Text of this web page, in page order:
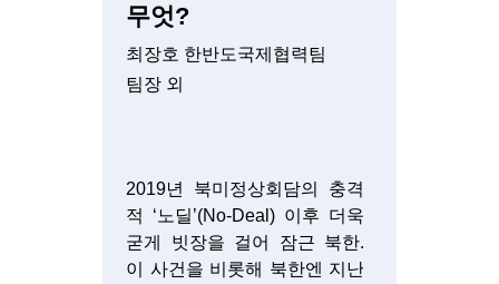
무엇?
최장호 한반도국제협력팀
팀장 외
2019년 북미정상회담의 충격
적 ‘노딜’(No-Deal) 이후 더욱
굳게 빗장을 걸어 잠근 북한.
이 사건을 비롯해 북한엔 지난